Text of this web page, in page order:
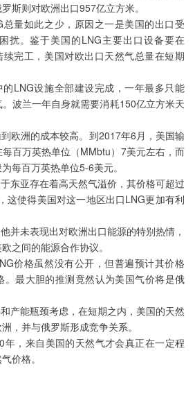
斯则对欧洲出口957亿立方米。
总量如此之少，原因之一是美国的出口受
扰。鉴于美国的LNG主要出口设备要在
完工，美国对欧出口天然气总量在短期
LNG设施全部建设完成，一年最多只能
波兰一年自身就需要消耗150亿立方米天
欧洲的成本较高。到2017年6月，美国输
百万英热单位（MMbtu）7美元左右，而
每百万英热单位5-6美元。
东亚存在着高天然气溢价，其价格可超过
这使得美国对这一地区出口LNG更加有利
并未表现出对欧洲出口能源的特别热情，
之间的能源合作协议。
价格虽然没有公开，但普遍预计其价格
。最大胆的推测竟然认为美国气价将是俄
产能瓶颈考虑，在短期之内，美国的天然
，并与俄罗斯形成竞争关系。
年，来自美国的天然气才会真正在一定程
价格。